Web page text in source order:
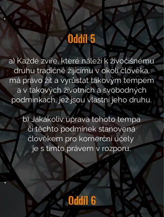
Oddíl5
a) Každé zvíře, které náleží k živočišnému
druhu tradičně žijícímu v okolí člověka,
má právo žít a vyrůstat takovým tempem
a v takových životních a svobodných
podmínkách, jež jsou vlastní jeho druhu.
b) Jakákoliv úprava tohoto tempa
či těchto podmínek stanovená
člověkem pro komerční účely
je s tímto právem v rozporu.
Oddíl6